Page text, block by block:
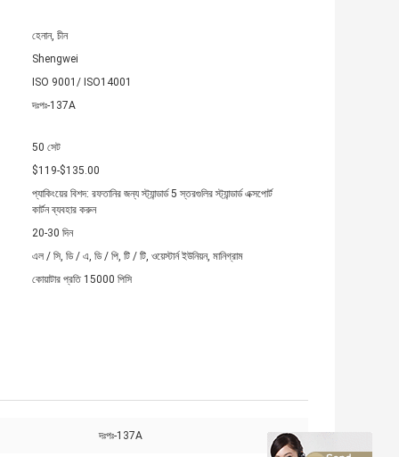
হেনান, চীন
Shengwei
ISO 9001/ ISO14001
দঃপঃ-137A
50 সেট
$119-$135.00
প্যাকিংয়ের বিশদ: রফতানির জন্য স্ট্যান্ডার্ড 5 স্তরগুলির স্ট্যান্ডার্ড এক্সপোর্ট
কার্টন ব্যবহার করুন
20-30 দিন
এল / সি, ডি / এ, ডি / পি, টি / টি, ওয়েস্টার্ন ইউনিয়ন, মানিগ্রাম
কোয়াটার প্রতি 15000 পিসি
দঃপঃ-137A